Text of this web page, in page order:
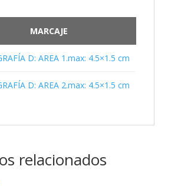
MARCAJE
D: AREA 1.max: 4.5×1.5 cm
D: AREA 2.max: 4.5×1.5 cm
relacionados